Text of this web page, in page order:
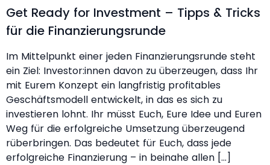
Get Ready for Investment – Tipps & Tricks
für die Finanzierungsrunde
Im Mittelpunkt einer jeden Finanzierungsrunde steht
ein Ziel: Investor:innen davon zu überzeugen, dass Ihr
mit Eurem Konzept ein langfristig profitables
Geschäftsmodell entwickelt, in das es sich zu
investieren lohnt. Ihr müsst Euch, Eure Idee und Euren
Weg für die erfolgreiche Umsetzung überzeugend
rüberbringen. Das bedeutet für Euch, dass jede
erfolgreiche Finanzierung – in beinahe allen […]